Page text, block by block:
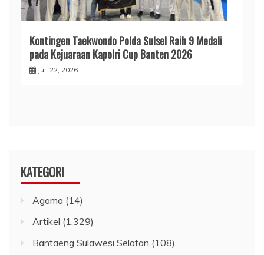
Kontingen Taekwondo Polda Sulsel Raih 9 Medali
pada Kejuaraan Kapolri Cup Banten 2026
Juli 22, 2026
KATEGORI
Agama (14)
Artikel (1.329)
Bantaeng Sulawesi Selatan (108)